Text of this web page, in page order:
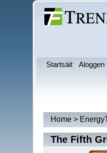
Startsäit Aloggen
Home>
The Fifth